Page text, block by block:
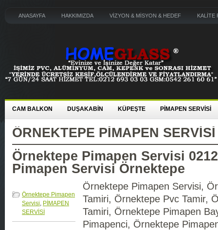
ANASAYFA HAKKIMIZDA VİZYON & MİSYON & HEDEF KALİTE
CAM BALKON DUŞAKABİN KÜPEŞTE PİMAPEN SERVİSİ
ÖRNEKTEPE PIMAPEN SERVISI
Örnektepe Pimapen Servisi
Pimapen Servisi Örnektepe
Örnektepe Pimapen
Servisi, PİMAPEN
SERVİSİ
Örnektepe Pimapen Servisi,
Tamiri, Örnektepe Pvc Tamir,
Tamiri, Örnektepe Pimapen
Pimapenci, Örnektepe